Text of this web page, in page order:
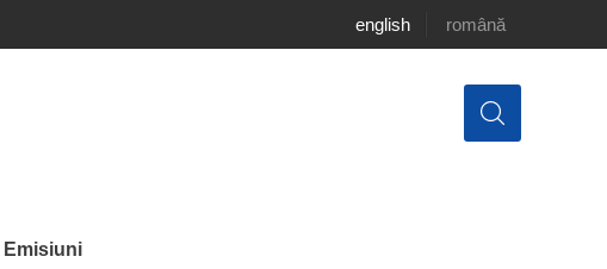
english română
Emisiuni